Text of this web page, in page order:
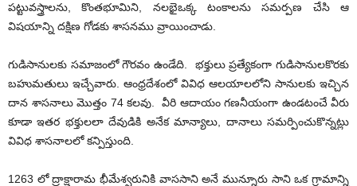
పట్టువస్త్రాలను, కొంతభూమిని, నలభైఒక్క టంకాలను సమర్పణ చేసి ఆ
విషయాన్ని దక్షిణ గోడకు శాసనము వ్రాయించాడు.
గుడిసానులకు సమాజంలో గౌరవం ఉండేది. భక్తులు ప్రత్యేకంగా గుడిసానులకొరకు
బహుమతులు ఇచ్చేవారు. ఆంధ్రదేశంలో వివిధ ఆలయాలలోని సానులకు ఇచ్చిన
దాన శాసనాలు మొత్తం 74 కలవు. వీరి ఆదాయం గణనీయంగా ఉండటంచే వీరు
కూడా ఇతర భక్తులలా దేవుడికి అనేక మాన్యాలు, దానాలు సమర్పించుకొన్నట్లు
వివిధ శాసనాలలో కన్పిస్తుంది.
1263 లో ద్రాక్షారామ భీమేశ్వరునికి వాససాని అనే మున్నూరు సాని ఒక గ్రామాన్ని